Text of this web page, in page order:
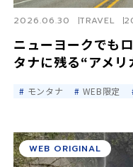
ニューヨークでも
タナに残る“アメリ
2026.06.30 TRAVEL
モンタナ WEB限定
WEB ORIGINAL